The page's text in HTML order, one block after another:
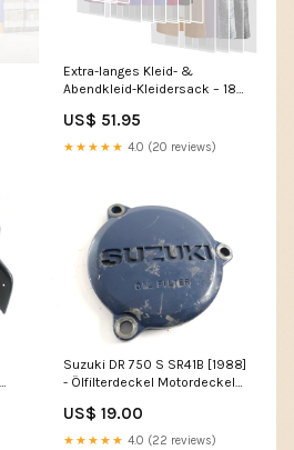
Extra-langes Kleid- &
Abendkleid-Kleidersack – 180
(Kaufe 1, Erhalte 1 GRATIS)
Farbe (1+1 GRATIS):Weißer
US$ 51.95
★★★★★ 4.0 (20 reviews)
Suzuki DR 750 S SR41B [1988]
- Ölfilterdeckel Motordeckel
US$ 19.00
★★★★★ 4.0 (22 reviews)